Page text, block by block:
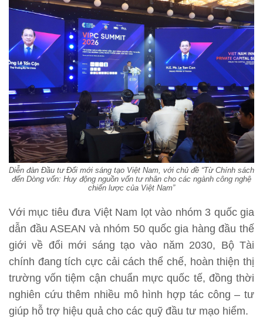
Diễn đàn Đầu tư Đổi mới sáng tạo Việt Nam, với chủ đề “Từ Chính sách
đến Dòng vốn: Huy động nguồn vốn tư nhân cho các ngành công nghệ
chiến lược của Việt Nam”
Với mục tiêu đưa Việt Nam lọt vào nhóm 3 quốc gia
dẫn đầu ASEAN và nhóm 50 quốc gia hàng đầu thế
giới về đổi mới sáng tạo vào năm 2030, Bộ Tài
chính đang tích cực cải cách thể chế, hoàn thiện thị
trường vốn tiệm cận chuẩn mực quốc tế, đồng thời
nghiên cứu thêm nhiều mô hình hợp tác công – tư
giúp hỗ trợ hiệu quả cho các quỹ đầu tư mạo hiểm.